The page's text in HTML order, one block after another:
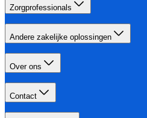
Zorgprofessionals
Andere zakelijke oplossingen
Over ons
Contact